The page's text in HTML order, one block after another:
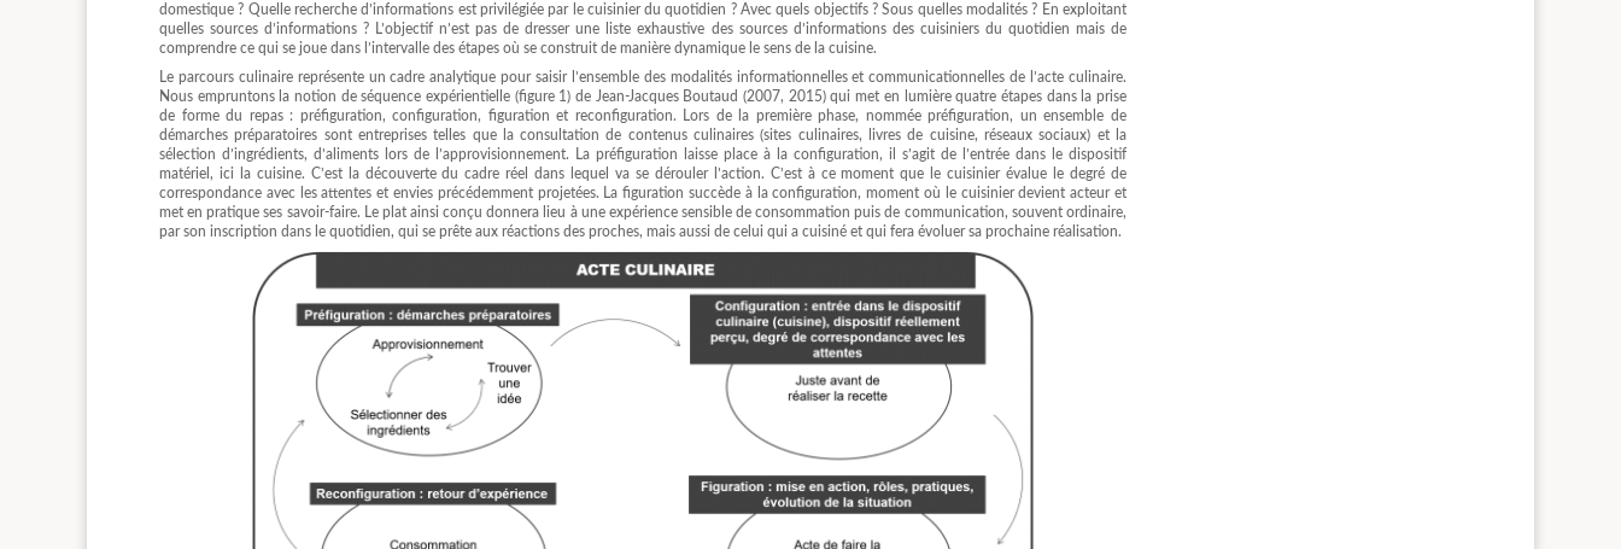
domestique ? Quelle recherche d’informations est privilégiée par le cuisinier du quotidien ? Avec quels objectifs ? Sous quelles modalités ? En exploitant
quelles sources d’informations ? L’objectif n’est pas de dresser une liste exhaustive des sources d’informations des cuisiniers du quotidien mais de
comprendre ce qui se joue dans l’intervalle des étapes où se construit de manière dynamique le sens de la cuisine.
Le parcours culinaire représente un cadre analytique pour saisir l’ensemble des modalités informationnelles et communicationnelles de l’acte culinaire.
Nous empruntons la notion de séquence expérientielle (figure 1) de Jean-Jacques Boutaud (2007, 2015) qui met en lumière quatre étapes dans la prise
de forme du repas : préfiguration, configuration, figuration et reconfiguration. Lors de la première phase, nommée préfiguration, un ensemble de
démarches préparatoires sont entreprises telles que la consultation de contenus culinaires (sites culinaires, livres de cuisine, réseaux sociaux) et la
sélection d’ingrédients, d’aliments lors de l’approvisionnement. La préfiguration laisse place à la configuration, il s’agit de l’entrée dans le dispositif
matériel, ici la cuisine. C’est la découverte du cadre réel dans lequel va se dérouler l’action. C’est à ce moment que le cuisinier évalue le degré de
correspondance avec les attentes et envies précédemment projetées. La figuration succède à la configuration, moment où le cuisinier devient acteur et
met en pratique ses savoir-faire. Le plat ainsi conçu donnera lieu à une expérience sensible de consommation puis de communication, souvent ordinaire,
par son inscription dans le quotidien, qui se prête aux réactions des proches, mais aussi de celui qui a cuisiné et qui fera évoluer sa prochaine réalisation.